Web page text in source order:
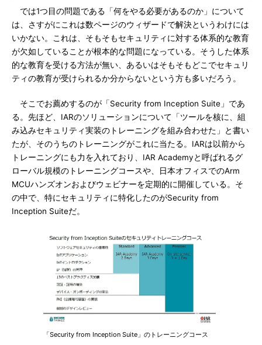
では1つ目の問題である「何をやる必要があるのか」について
は、さすがにこれは数ページのウィザードで解決というわけには
いかない。これは、そもそもセキュリティに対する体系的な教育
が欠如していることが根本的な問題になっている。そうした体系
的な教育を受ける方法が無い、あるいはそもそもどこでセキュリ
ティの教育が受けられるか分からないという方も多いだろう。
そこでお薦めするのが「Security from Inception Suite」であ
る。先ほど、IARのソリューションについて「ツールを核に、組
み込みセキュリティ実装のトレーニングを組み合わせた」と書い
たが、そのうちのトレーニングがこれに当たる。IARは以前から
トレーニングにも力を入れており、IAR Academyと呼ばれるグ
ローバル規模のトレーニングコースや、日本オフィスでのArm
MCUハンズオンおよびウェビナーを定期的に開催している。そ
の中で、特にセキュリティに特化したのがSecurity from
Inception Suiteだ。
「Security from Inception Suite」のトレーニングコース